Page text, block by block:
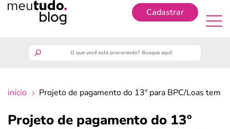
Cadastrar
início Projeto de pagamento do 13º para BPC/Loas tem
Projeto de pagamento do 13º